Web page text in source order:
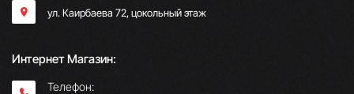
ул. Каирбаева 72, цокольный этаж
Интернет Магазин:
Телефон: